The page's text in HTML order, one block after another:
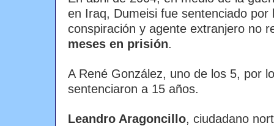
en Iraq, Dumeisi fue sentenciado por
conspiración y agente extranjero no
meses en prisión.
A René González, uno de los 5, por
sentenciaron a 15 años.
Leandro Aragoncillo, ciudadano